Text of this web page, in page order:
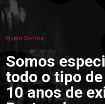
Quem Somos
Somos
todo o tipo
10 anos de